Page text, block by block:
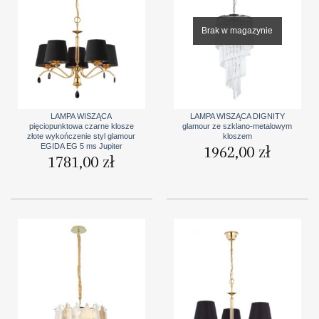
LAMPA WISZĄCA
pięciopunktowa czarne klosze
złote wykończenie styl glamour
EGIDA EG 5 ms Jupiter
1781,00 zł
Brak w magazynie
LAMPA WISZĄCA DIGNITY
glamour ze szklano-metalowym
kloszem
1962,00 zł